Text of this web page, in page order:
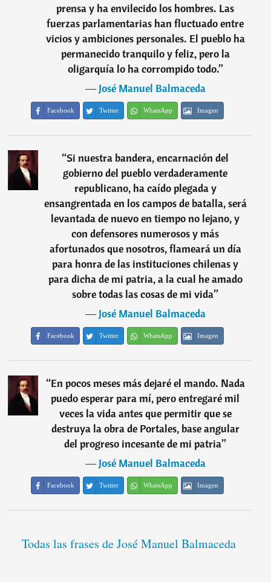
prensa y ha envilecido los hombres. Las
fuerzas parlamentarias han fluctuado entre
vicios y ambiciones personales. El pueblo ha
permanecido tranquilo y feliz, pero la
oligarquía lo ha corrompido todo.”
―José Manuel Balmaceda
Facebook Twitter WhatsApp Imagen
“Si nuestra bandera, encarnación del
gobierno del pueblo verdaderamente
republicano, ha caído plegada y
ensangrentada en los campos de batalla, será
levantada de nuevo en tiempo no lejano, y
con defensores numerosos y más
afortunados que nosotros, flameará un día
para honra de las instituciones chilenas y
para dicha de mi patria, a la cual he amado
sobre todas las cosas de mi vida”
―José Manuel Balmaceda
Facebook Twitter WhatsApp Imagen
“En pocos meses más dejaré el mando. Nada
puedo esperar para mí, pero entregaré mil
veces la vida antes que permitir que se
destruya la obra de Portales, base angular
del progreso incesante de mi patria”
―José Manuel Balmaceda
Facebook Twitter WhatsApp Imagen
Todas las frases de José Manuel Balmaceda